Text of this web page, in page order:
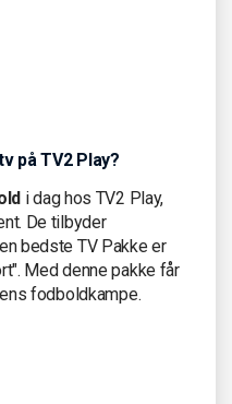
på TV2 Play?
i dag hos TV2 Play,
De tilbyder
bedste TV Pakke er
Med denne pakke får
fodboldkampe.